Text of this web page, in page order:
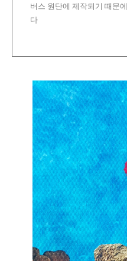
버스 원단에 제작되기 때문에
다